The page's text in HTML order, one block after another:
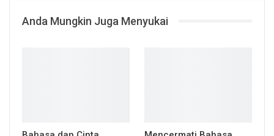
Anda Mungkin Juga Menyukai